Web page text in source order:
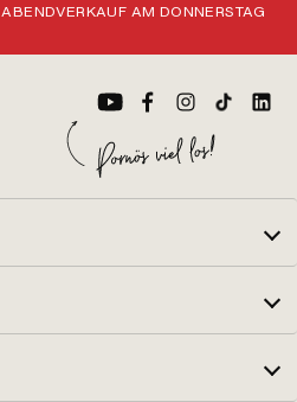
ABENDVERKAUF AM DONNERSTAG